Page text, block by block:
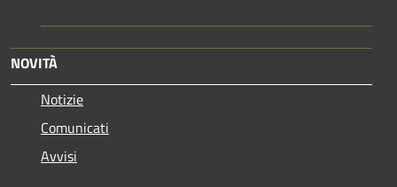
NOVITÀ
Notizie
Comunicati
Avvisi